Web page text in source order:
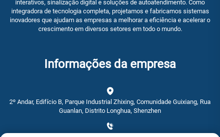
interativos, sinalização digital e soluções de autoatendimento. Como
integradora de tecnologia completa, projetamos e fabricamos sistemas
inovadores que ajudam as empresas a melhorar a eficiência e acelerar o
crescimento em diversos setores em todo o mundo.
Informações da empresa
2º Andar, Edifício B, Parque Industrial Zhixing, Comunidade Guixiang, Rua
Guanlan, Distrito Longhua, Shenzhen